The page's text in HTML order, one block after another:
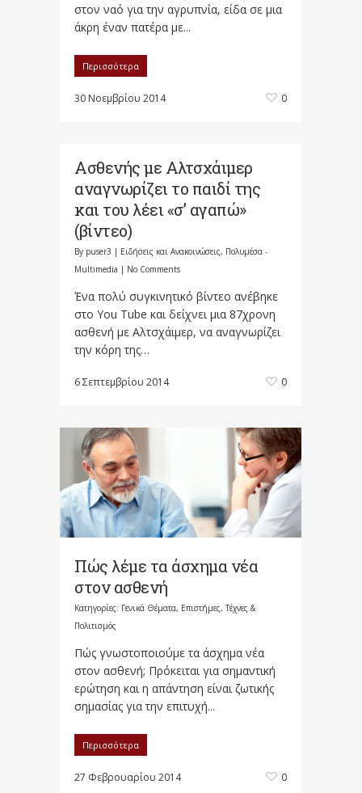
στον ναό για την αγρυπνία, είδα σε μια
άκρη έναν πατέρα με...
Περισσότερα
30 Νοεμβρίου 2014 0
Ασθενής με Αλτσχάιμερ
αναγνωρίζει το παιδί της
και του λέει «σ’ αγαπώ»
(βίντεο)
By puser3 | Ειδήσεις και Ανακοινώσεις, Πολυμέσα -
Multimedia | No Comments
Ένα πολύ συγκινητικό βίντεο ανέβηκε
στο You Tube και δείχνει μια 87χρονη
ασθενή με Αλτσχάιμερ, να αναγνωρίζει
την κόρη της…
6 Σεπτεμβρίου 2014 0
Πώς λέμε τα άσχημα νέα
στον ασθενή
Κατηγορίες: Γενικά Θέματα, Επιστήμες, Τέχνες &
Πολιτισμός
Πώς γνωστοποιούμε τα άσχημα νέα
στον ασθενή; Πρόκειται για σημαντική
ερώτηση και η απάντηση είναι ζωτικής
σημασίας για την επιτυχή...
Περισσότερα
27 Φεβρουαρίου 2014 0